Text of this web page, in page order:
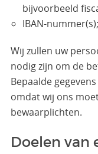
bijvoorbeeld
IBAN-nummer(s);
Wij zullen uw
nodig zijn om de
Bepaalde
omdat wij ons
bewaarplichten.
Doelen van